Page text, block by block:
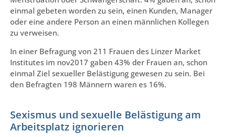
einmal gebeten worden zu sein, einen Kunden, Manager
oder eine andere Person an einen männlichen Kollegen
zu verweisen.
In einer Befragung von 211 Frauen des Linzer Market
Institutes im nov2017 gaben 43% der Frauen an, schon
einmal Ziel sexueller Belästigung gewesen zu sein. Bei
den Befragten 198 Männern waren es 16%.
Sexismus und sexuelle Belästigung am
Arbeitsplatz ignorieren